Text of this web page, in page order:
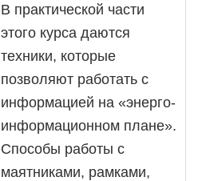
В практической части
этого курса даются
техники, которые
позволяют работать с
информацией на «энерго-
информационном плане».
Способы работы с
маятниками, рамками,